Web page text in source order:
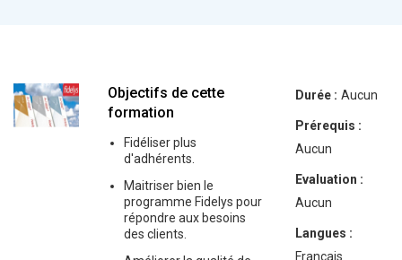
Objectifs de cette
formation
Fidéliser plus
d'adhérents.
Maitriser bien le
programme Fidelys pour
répondre aux besoins
des clients.
Durée : Aucun
Prérequis :
Aucun
Evaluation :
Aucun
Langues :
Français